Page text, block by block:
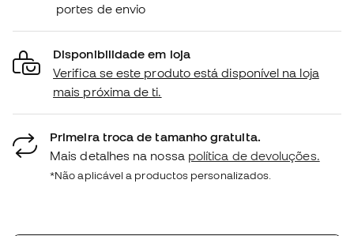
portes de envio
Disponibilidade em loja
Verifica se este produto está disponível na loja
mais próxima de ti.
Primeira troca de tamanho gratuita.
Mais detalhes na nossa política de devoluções.
*Não aplicável a productos personalizados.